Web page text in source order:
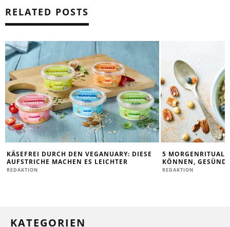
RELATED POSTS
KÄSEFREI DURCH DEN VEGANUARY: DIESE
AUFSTRICHE MACHEN ES LEICHTER
REDAKTION
5
KÖNNEN,
REDAKTION
KATEGORIEN